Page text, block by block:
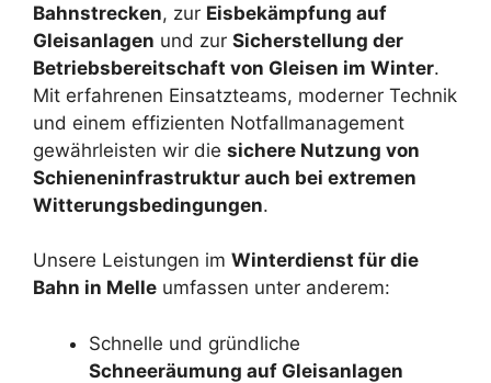
Bahnstrecken, zur Eisbekämpfung auf
Gleisanlagen und zur Sicherstellung der
Betriebsbereitschaft von Gleisen im Winter.
Mit erfahrenen Einsatzteams, moderner Technik
und einem effizienten Notfallmanagement
gewährleisten wir die sichere Nutzung von
Schieneninfrastruktur auch bei extremen
Witterungsbedingungen.
Unsere Leistungen im Winterdienst für die
Bahn in Melle umfassen unter anderem:
Schnelle und gründliche
Schneeräumung auf Gleisanlagen